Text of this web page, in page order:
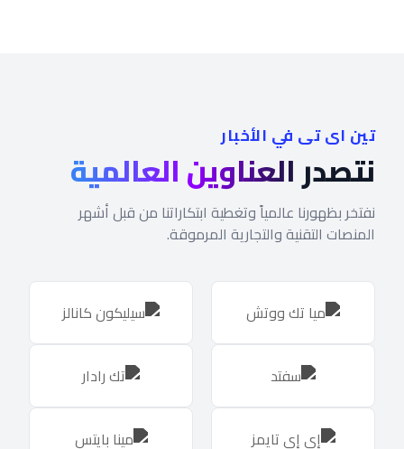
تين اى تى في الأخبار
نتصدرالعناوين العالمية
نفتخر بظهورنا عالمياً وتغطية ابتكاراتنا من قبل أشهر
المنصات التقنية والتجارية المرموقة.